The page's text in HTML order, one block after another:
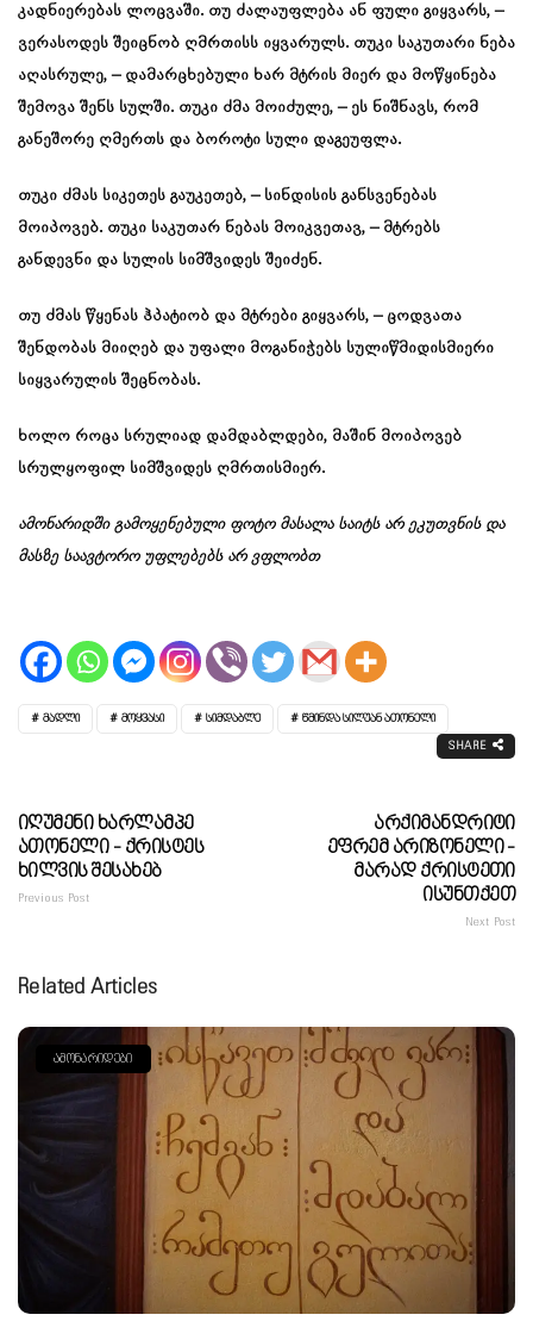
კადნიერებას ლოცვაში. თუ ძალაუფლება ან ფული გიყვარს, –
ვერასოდეს შეიცნობ ღმრთისს იყვარულს. თუკი საკუთარი ნება
აღასრულე, – დამარცხებული ხარ მტრის მიერ და მოწყინება
შემოვა შენს სულში. თუკი ძმა მოიძულე, – ეს ნიშნავს, რომ
განეშორე ღმერთს და ბოროტი სული დაგეუფლა.
თუკი ძმას სიკეთეს გაუკეთებ, – სინდისის განსვენებას
მოიპოვებ. თუკი საკუთარ ნებას მოიკვეთავ, – მტრებს
განდევნი და სულის სიმშვიდეს შეიძენ.
თუ ძმას წყენას ჰპატიობ და მტრები გიყვარს, – ცოდვათა
შენდობას მიიღებ და უფალი მოგანიჭებს სულიწმიდისმიერი
სიყვარულის შეცნობას.
ხოლო როცა სრულიად დამდაბლდები, მაშინ მოიპოვებ
სრულყოფილ სიმშვიდეს ღმრთისმიერ.
ამონარიდში გამოყენებული ფოტო მასალა საიტს არ ეკუთვნის და
მასზე საავტორო უფლებებს არ ვფლობთ
ᲛᲐᲓᲚᲘ ᲛᲝᲧᲕᲐᲡᲘ ᲡᲘᲛᲓᲐᲑᲚᲔ ᲬᲛᲘᲜᲓᲐ ᲡᲘᲚᲣᲐᲜ ᲐᲗᲝᲜᲔᲚᲘ
SHARE
Იღუმენი Ხარლამპე
Ათონელი - Ქრისტეს
Ხილვის Შესახებ
Previous Post
Არქიმანდრიტი
Ეფრემ Არიზონელი -
Მარად Ქრისტეთი
Ისუნთქეთ
Next Post
Related Articles
ᲐᲛᲝᲜᲐᲠᲘᲓᲔᲑᲘ